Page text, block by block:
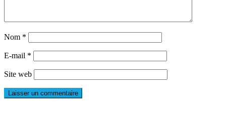
Nom *
E-mail *
Site web